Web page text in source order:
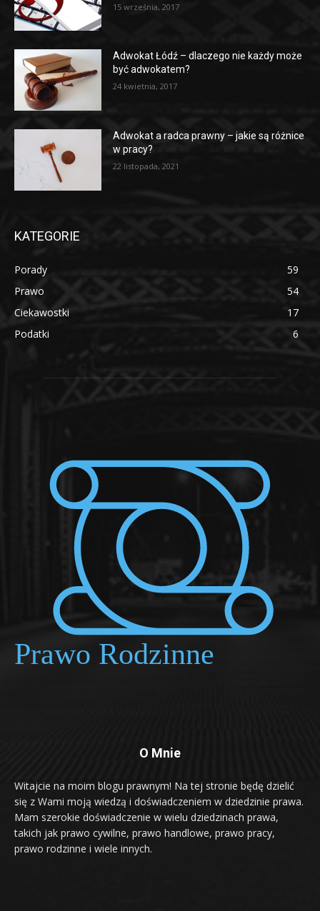
15 września, 2017
Adwokat Łódź – dlaczego nie każdy może
być adwokatem?
24 kwietnia, 2017
Adwokat a radca prawny – jakie są różnice
w pracy?
22 listopada, 2021
KATEGORIE
Porady
59
Prawo
54
Ciekawostki
17
Podatki
6
O Mnie
Witajcie na moim blogu prawnym! Na tej stronie będę dzielić
się z Wami moją wiedzą i doświadczeniem w dziedzinie prawa.
Mam szerokie doświadczenie w wielu dziedzinach prawa,
takich jak prawo cywilne, prawo handlowe, prawo pracy,
prawo rodzinne i wiele innych.